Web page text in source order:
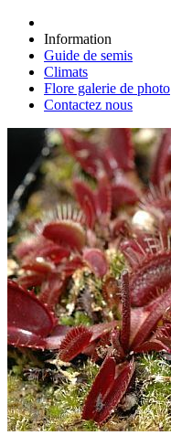
Information
Guide de semis
Climats
Flore galerie de photo
Contactez nous